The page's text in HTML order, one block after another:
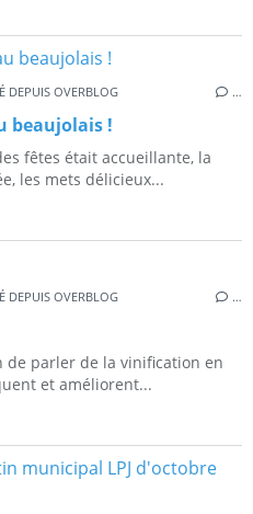
DEPUIS OVERBLOG …
beaujolais !
fêtes était accueillante, la
les mets délicieux...
DEPUIS OVERBLOG …
de parler de la vinification en
et améliorent...